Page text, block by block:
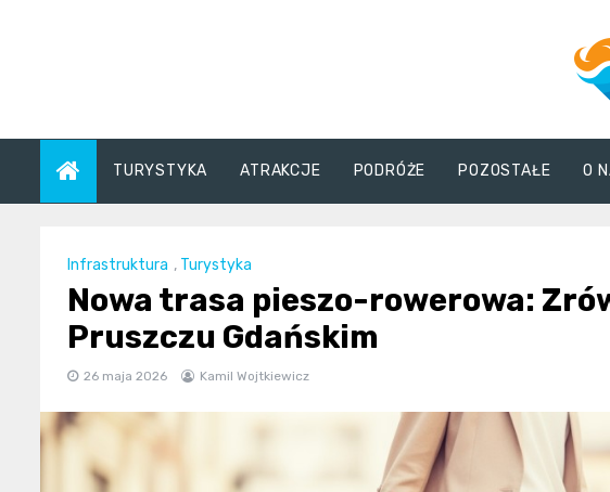
TURYSTYKA ATRAKCJE PODRÓŻE POZOSTAŁE O
Infrastruktura , Turystyka
Nowa trasa pieszo-rowerowa:
Pruszczu Gdańskim
26 maja 2026 Kamil Wojtkiewicz